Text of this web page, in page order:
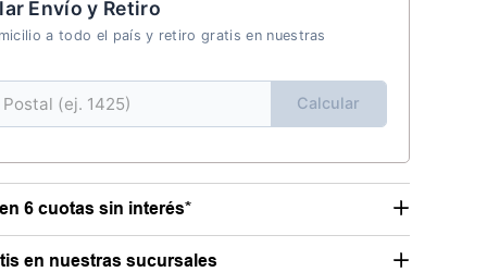
Envío y Retiro
a todo el país y retiro gratis en nuestras
Calcular
6 cuotas sin interés*
en nuestras sucursales